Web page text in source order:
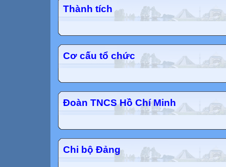
Thành tích
Cơ cấu tổ chức
Đoàn TNCS Hồ Chí Minh
Chi bộ Đảng